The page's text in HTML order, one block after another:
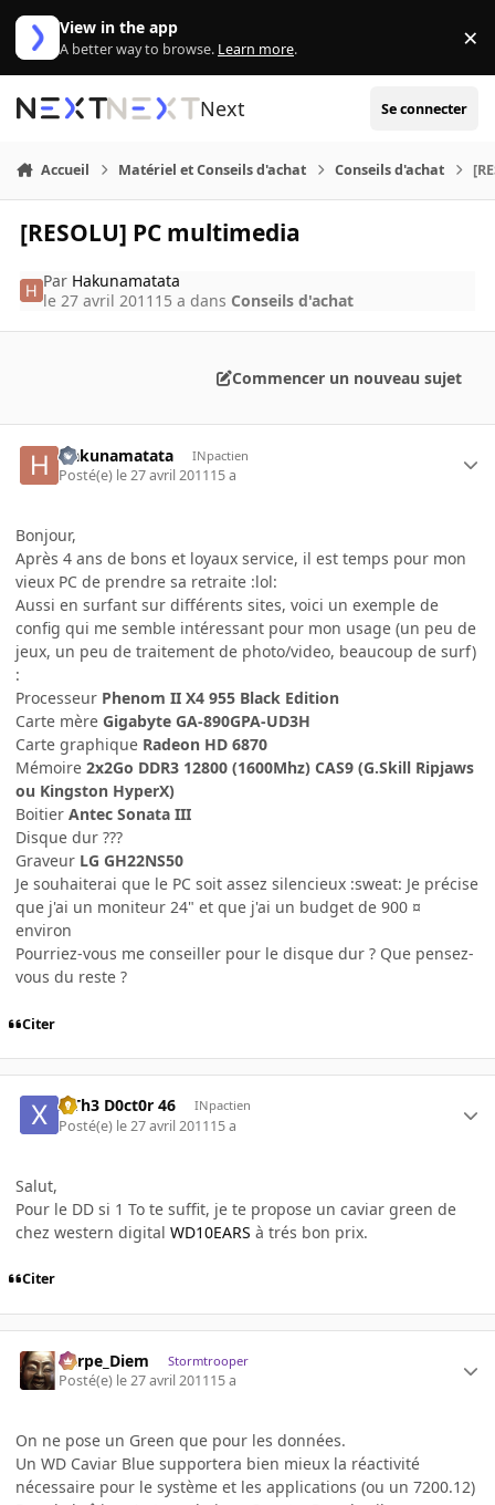
Aller au contenu
View in the app
A better way to browse. Learn more. ×
Next Se connecter
Accueil Matériel et Conseils d'achat Conseils d'achat
[RESOLU] PC multimedia
Par Hakunamatata
le 27 avril 2011 15 a dans Conseils d'achat
Commencer un nouveau sujet
Hakunamatata INpactien
Posté(e) le 27 avril 201115 a
Bonjour,
Après 4 ans de bons et loyaux service, il est temps pour mon
vieux PC de prendre sa retraite :lol:
Aussi en surfant sur différents sites, voici un exemple de
config qui me semble intéressant pour mon usage (un peu de
jeux, un peu de traitement de photo/video, beaucoup de surf)
:
Processeur Phenom II X4 955 Black Edition
Carte mère Gigabyte GA-890GPA-UD3H
Carte graphique Radeon HD 6870
Mémoire 2x2Go DDR3 12800 (1600Mhz) CAS9 (G.Skill Ripjaws
ou Kingston HyperX)
Boitier Antec Sonata III
Disque dur ???
Graveur LG GH22NS50
Je souhaiterai que le PC soit assez silencieux :sweat: Je précise
que j'ai un moniteur 24" et que j'ai un budget de 900 ¤
environ
Pourriez-vous me conseiller pour le disque dur ? Que pensez-
vous du reste ?
Citer
x Th3 D0ct0r 46 INpactien
Posté(e) le 27 avril 201115 a
Salut,
Pour le DD si 1 To te suffit, je te propose un caviar green de
chez western digital WD10EARS à trés bon prix.
Citer
Carpe_Diem Stormtrooper
Posté(e) le 27 avril 201115 a
On ne pose un Green que pour les données.
Un WD Caviar Blue supportera bien mieux la réactivité
nécessaire pour le système et les applications (ou un 7200.12)